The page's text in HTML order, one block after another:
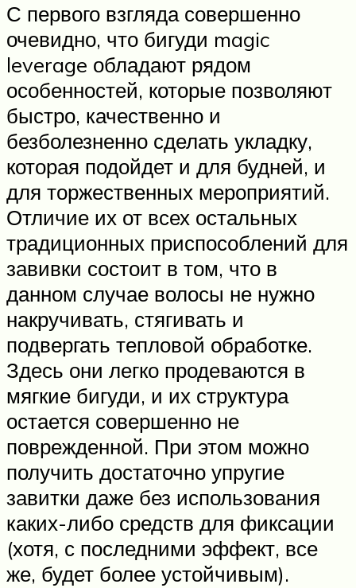
С первого взгляда совершенно
очевидно, что бигуди magic
leverage обладают рядом
особенностей, которые позволяют
быстро, качественно и
безболезненно сделать укладку,
которая подойдет и для будней, и
для торжественных мероприятий.
Отличие их от всех остальных
традиционных приспособлений для
завивки состоит в том, что в
данном случае волосы не нужно
накручивать, стягивать и
подвергать тепловой обработке.
Здесь они легко продеваются в
мягкие бигуди, и их структура
остается совершенно не
поврежденной. При этом можно
получить достаточно упругие
завитки даже без использования
каких-либо средств для фиксации
(хотя, с последними эффект, все
же, будет более устойчивым).